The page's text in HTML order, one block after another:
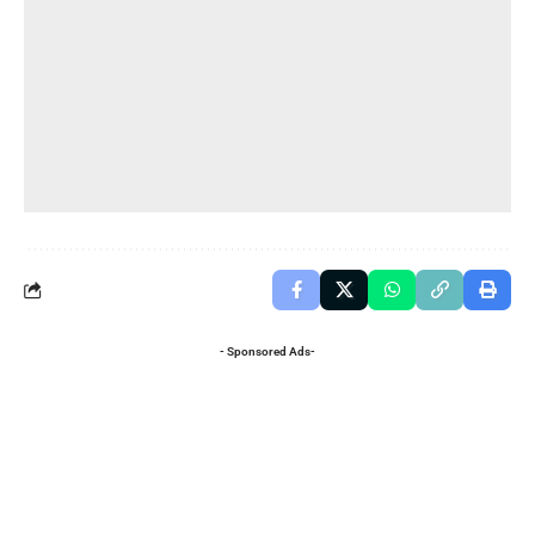
- Sponsored Ads-